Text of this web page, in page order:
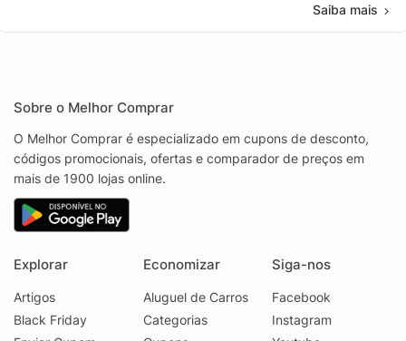
Saiba mais
Sobre o Melhor Comprar
O Melhor Comprar é especializado em cupons de desconto,
códigos promocionais, ofertas e comparador de preços em
mais de 1900 lojas online.
Explorar
Artigos
Black Friday
Economizar
Aluguel de Carros
Categorias
Siga-nos
Facebook
Instagram